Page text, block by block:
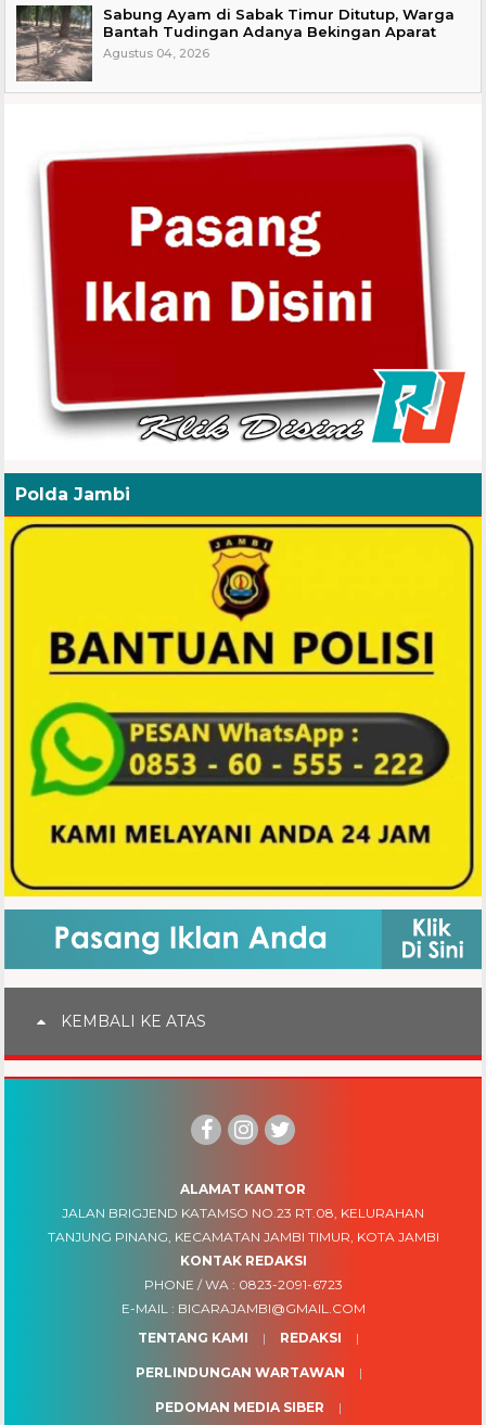
Sabung Ayam di Sabak Timur Ditutup, Warga
Bantah Tudingan Adanya Bekingan Aparat
Agustus 04, 2026
Polda Jambi
KEMBALI KE ATAS
ALAMAT KANTOR
JALAN BRIGJEND KATAMSO NO.23 RT.08, KELURAHAN
TANJUNG PINANG, KECAMATAN JAMBI TIMUR, KOTA JAMBI
KONTAK REDAKSI
PHONE / WA : 0823-2091-6723
E-MAIL : BICARAJAMBI@GMAIL.COM
TENTANG KAMI
REDAKSI
PERLINDUNGAN WARTAWAN
PEDOMAN MEDIA SIBER